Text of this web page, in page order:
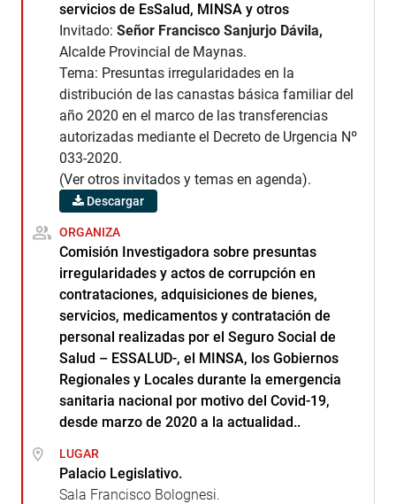
servicios de EsSalud, MINSA y otros
Invitado: Señor Francisco Sanjurjo Dávila,
Alcalde Provincial de Maynas.
Tema: Presuntas irregularidades en la
distribución de las canastas básica familiar del
año 2020 en el marco de las transferencias
autorizadas mediante el Decreto de Urgencia Nº
033-2020.
(Ver otros invitados y temas en agenda).
Descargar
ORGANIZA
Comisión Investigadora sobre presuntas
irregularidades y actos de corrupción en
contrataciones, adquisiciones de bienes,
servicios, medicamentos y contratación de
personal realizadas por el Seguro Social de
Salud – ESSALUD-, el MINSA, los Gobiernos
Regionales y Locales durante la emergencia
sanitaria nacional por motivo del Covid-19,
desde marzo de 2020 a la actualidad..
LUGAR
Palacio Legislativo.
Sala Francisco Bolognesi.